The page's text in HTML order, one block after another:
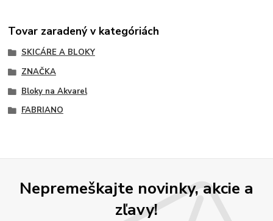
Tovar zaradený v kategóriách
SKICÁRE A BLOKY
ZNAČKA
Bloky na Akvarel
FABRIANO
Nepremeškajte novinky, akcie a
zľavy!